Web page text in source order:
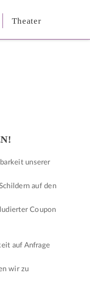
Theater
unserer
auf den
Coupon
auf Anfrage
wir zu